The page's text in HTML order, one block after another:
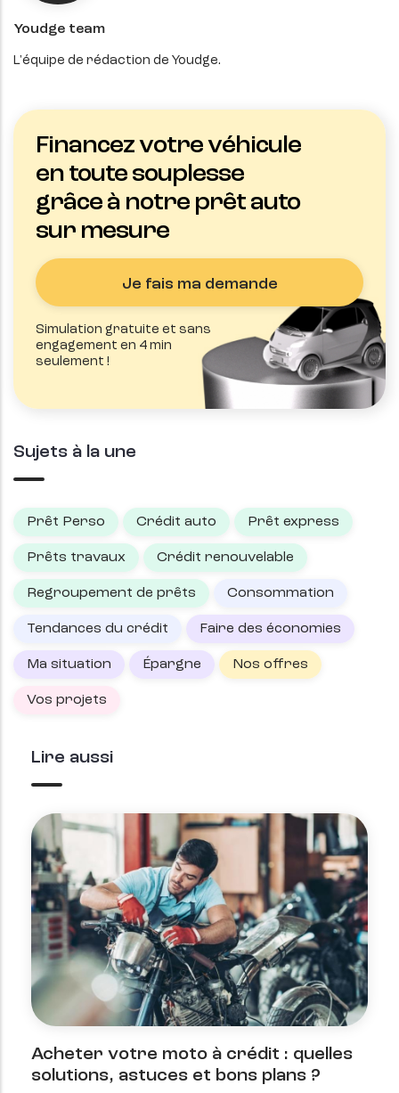
Youdge team
L'équipe de rédaction de Youdge.
Financez votre véhicule
en toute souplesse
grâce à notre prêt auto
sur mesure
Je fais ma demande
Simulation gratuite et sans
engagement en 4 min
seulement !
Sujets à la une
Prêt Perso Crédit auto Prêt express
Prêts travaux Crédit renouvelable
Regroupement de prêts Consommation
Tendances du crédit Faire des économies
Ma situation Épargne Nos offres
Vos projets
Lire aussi
Acheter votre moto à crédit : quelles
solutions, astuces et bons plans ?